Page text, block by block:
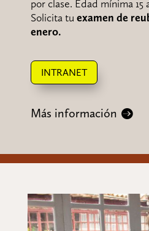
por clase. Edad mínima 15
Solicita tu examen de
enero.
INTRANET
Más información